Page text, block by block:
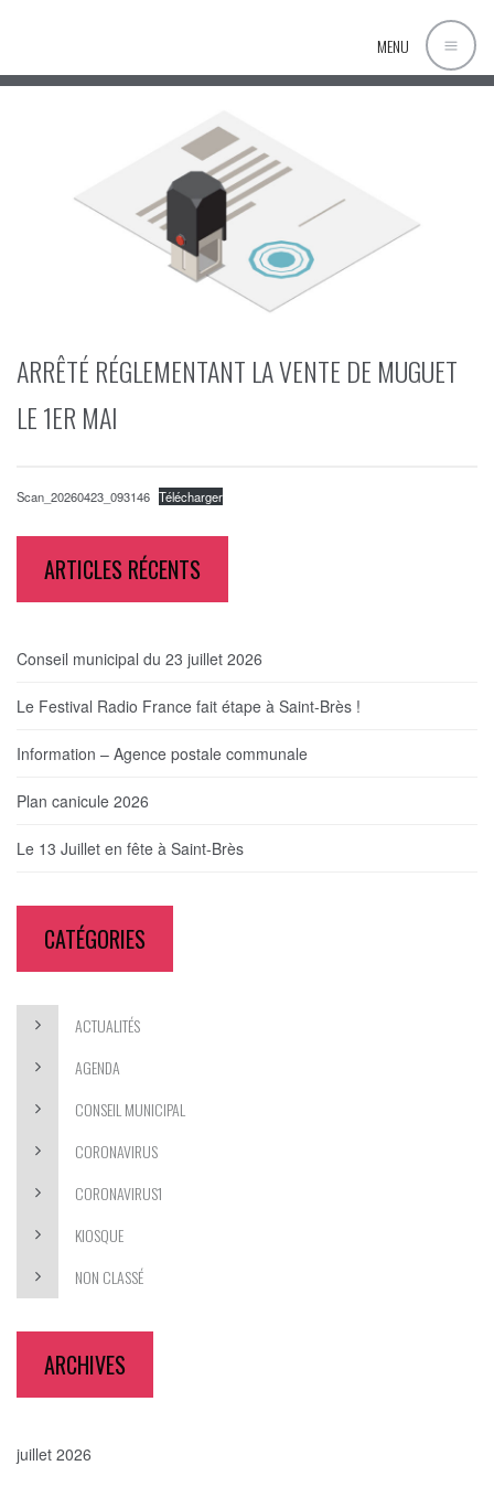
MENU
ARRÊTÉ RÉGLEMENTANT LA VENTE DE MUGUET
LE 1ER MAI
Scan_20260423_093146 Télécharger
ARTICLES RÉCENTS
Conseil municipal du 23 juillet 2026
Le Festival Radio France fait étape à Saint-Brès !
Information – Agence postale communale
Plan canicule 2026
Le 13 Juillet en fête à Saint-Brès
CATÉGORIES
ACTUALITÉS
AGENDA
CONSEIL MUNICIPAL
CORONAVIRUS
CORONAVIRUS1
KIOSQUE
NON CLASSÉ
ARCHIVES
juillet 2026